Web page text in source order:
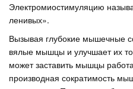
Электромиостимуляцию
ленивых».
Вызывая глубокие мышечные
вялые мышцы и улучшает их
может заставить мышцы
производная сократимость